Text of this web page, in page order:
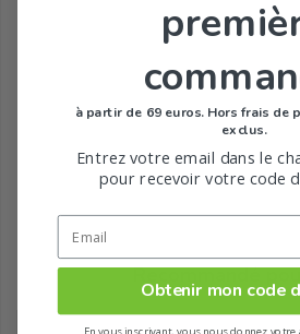
Recommandé
à partir de 69 euros. Hors frais de
exclus.
Entrez votre email dans le
pour recevoir votre code
Obtenir mon code
En vous inscrivant, vous nous donnez